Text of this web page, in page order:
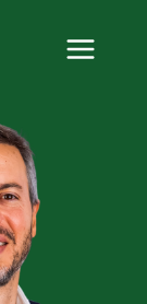
Menu